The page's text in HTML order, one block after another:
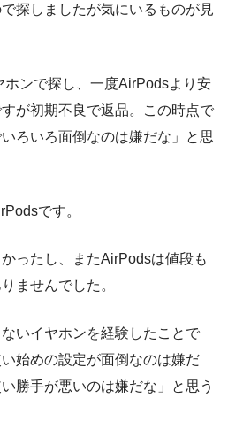
探しましたが気にいるものが見
ンで探し、一度AirPodsより安
が初期不良で返品。この時点で
ろいろ面倒なのは嫌だな」と思
です。
ったし、またAirPodsは値段も
ませんでした。
いイヤホンを経験したことで
い始めの設定が面倒なのは嫌だ
勝手が悪いのは嫌だな」と思う